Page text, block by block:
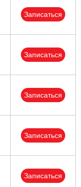
Записаться
Записаться
Записаться
Записаться
Записаться